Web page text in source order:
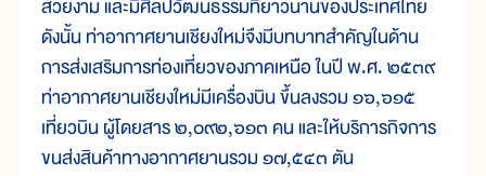
สวยงาม และมีศิลปวัฒนธรรมที่ยาวนานของประเทศไทย
ดังนั้น ท่าอากาศยานเชียงใหม่จึงมีบทบาทสำคัญในด้าน
การส่งเสริมการท่องเที่ยวของภาคเหนือ ในปี พ.ศ. ๒๕๓๙
ท่าอากาศยานเชียงใหม่มีเครื่องบิน ขึ้นลงรวม ๑๖,๖๑๕
เที่ยวบิน ผู้โดยสาร ๒,๐๙๒,๖๑๓ คน และให้บริการกิจการ
ขนส่งสินค้าทางอากาศยานรวม ๑๗,๕๔๓ ตัน